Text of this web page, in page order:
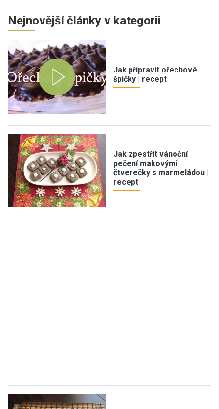
Nejnovější články v kategorii
Jak připravit ořechové
špičky | recept
Jak zpestřit vánoční
pečení makovými
čtverečky s marmeládou |
recept